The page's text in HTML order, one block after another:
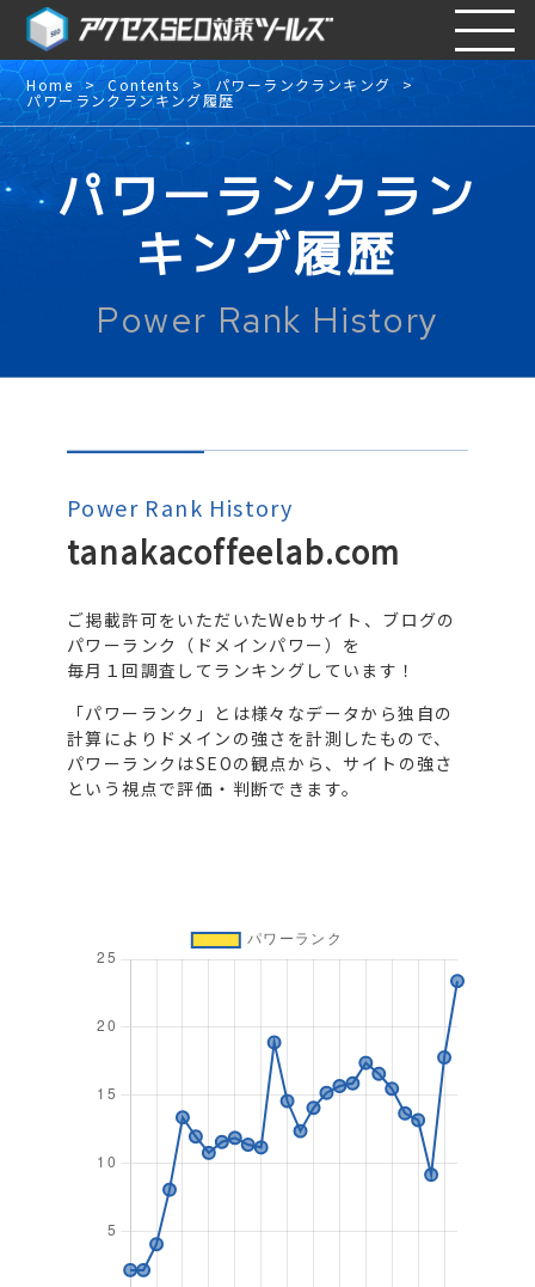
Home Contents パワーランクランキング
パワーランクランキング履歴
パワーランクラン
キング履歴
Power Rank History
Power Rank History
tanakacoffeelab.com
ご掲載許可をいただいたWebサイト、ブログの
パワーランク（ドメインパワー）を
毎月１回調査してランキングしています！
「パワーランク」とは様々なデータから独自の
計算によりドメインの強さを計測したもので、
パワーランクはSEOの観点から、サイトの強さ
という視点で評価・判断できます。